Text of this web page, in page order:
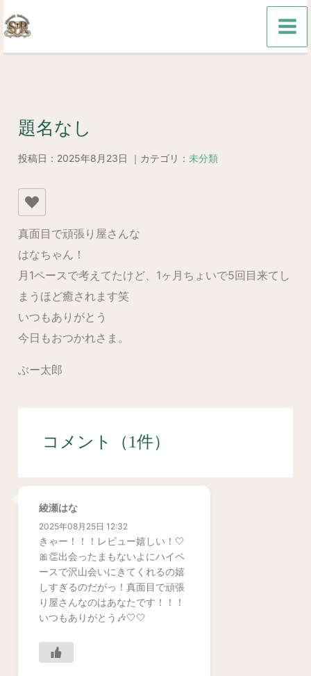
容
を
題名なし
投稿日：2025年8月23日 ｜カテゴリ： 未分類
真面目で頑張り屋さんな
はなちゃん！
月1ペースで考えてたけど、1ヶ月ちょいで5回目来てし
まうほど癒されます笑
いつもありがとう
今日もおつかれさま。
ぶー太郎
コメント（1件）
綾瀬はな
2025年08月25日 12:32
きゃー！！！レビュー嬉しい！🤍
🎀👏出会ったまもないよにハイペ
ースで沢山会いにきてくれるの嬉
しすぎるのだがっ！真面目で頑張
り屋さんなのはあなたです！！！
いつもありがとう🎶🤍🤍